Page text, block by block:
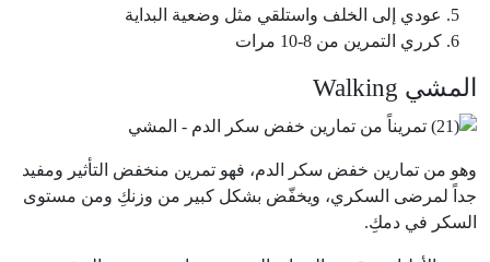
عودي إلى الخلف واستلقي مثل وضعية البداية
كرري التمرين من 8-10 مرات
المشي Walking
وهو من تمارين خفض سكر الدم، فهو تمرين منخفض التأثير ومفيد
جداً لمرضى السكري، ويخفّض بشكل كبير من وزنكِ ومن مستوى
السكر في دمكِ.